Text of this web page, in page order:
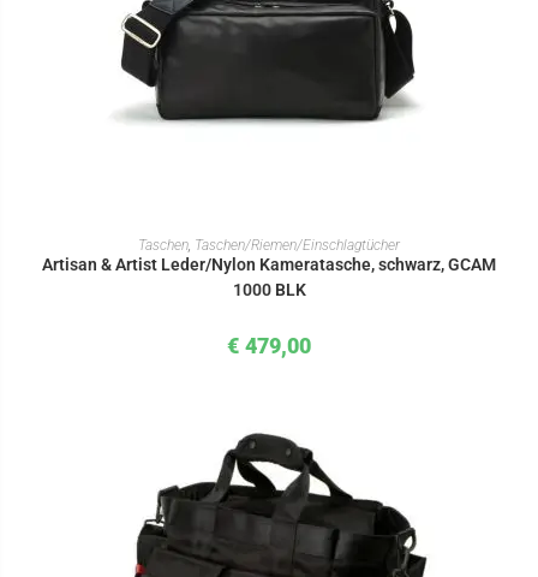
IN DEN WARENKORB
Taschen, Taschen/Riemen/Einschlagtücher
Artisan & Artist Leder/Nylon Kameratasche, schwarz, GCAM
1000 BLK
€ 479,00